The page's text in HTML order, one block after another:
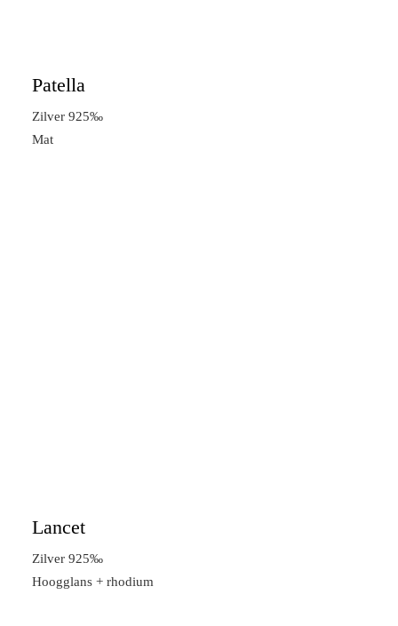
Patella
Zilver 925‰
Mat
Lancet
Zilver 925‰
Hoogglans + rhodium